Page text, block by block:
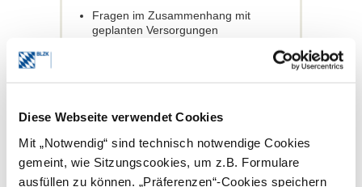
Diese Webseite verwendet Cookies
Mit „Notwendig“ sind technisch notwendige Cookies
gemeint, wie Sitzungscookies, um z.B. Formulare
ausfüllen zu können. „Präferenzen“-Cookies speichern
Fragen im Zusammenhang mit
geplanten Versorgungen
Rechnungstellung
Möglichkeit der außergerichtlichen
Streitschlichtung nach Maßgabe der
Schlichtungsordnung